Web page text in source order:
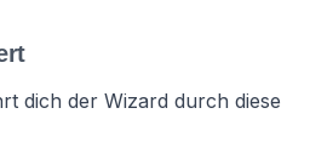
dich der Wizard durch diese